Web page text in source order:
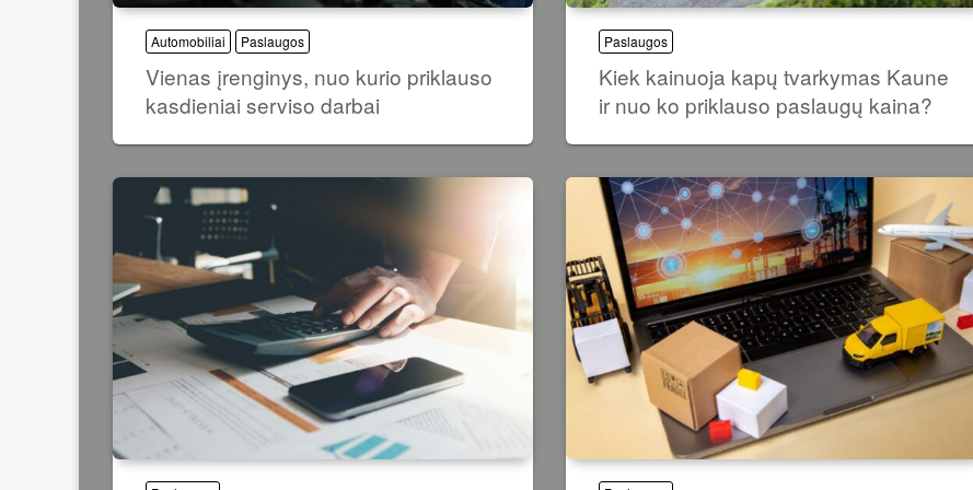
Automobiliai Paslaugos
Vienas įrenginys, nuo kurio priklauso
kasdieniai serviso darbai
Paslaugos
Kiek kainuoja kapų tvarkymas Kaune
ir nuo ko priklauso paslaugų kaina?